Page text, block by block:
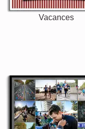
Vacances